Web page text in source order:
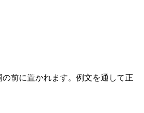
前に置かれます。例文を通して正